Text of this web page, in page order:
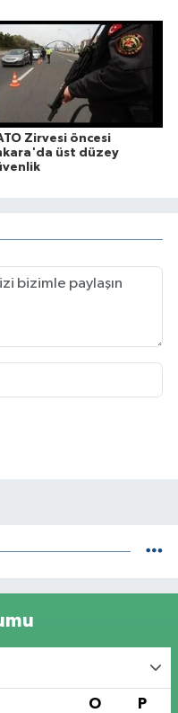
Zirvesi öncesi
üst düzey
O P